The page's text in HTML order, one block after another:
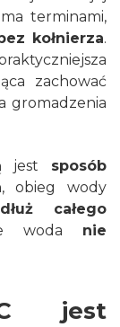
terminami,
kołnierza.
zachować
gromadzenia
jest sposób
, obieg wody
całego
woda nie
jest